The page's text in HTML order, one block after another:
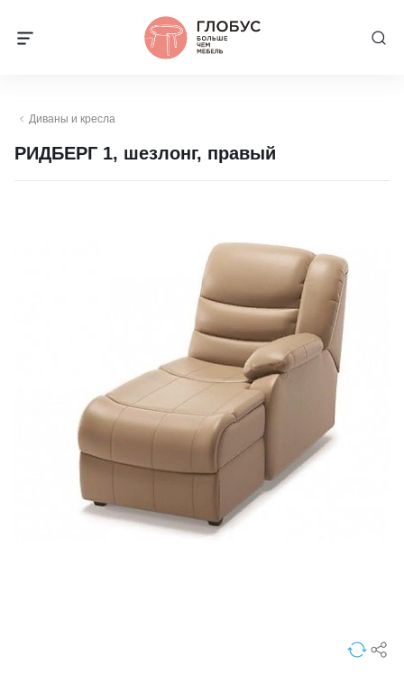
Диваны и кресла
РИДБЕРГ 1, шезлонг, правый